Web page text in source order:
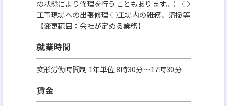
の状態により修理を行うこともあります。） ◯
工事現場への出張修理 ◯工場内の雑務、清掃等
【変更範囲：会社が定める業務】
就業時間
変形労働時間制 1年単位 8時30分〜17時30分
賃金